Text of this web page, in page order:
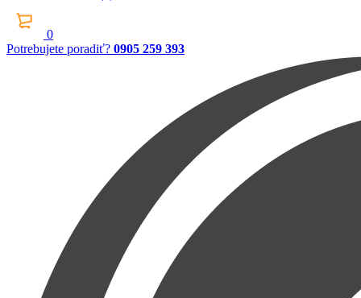
0
Potrebujete poradiť? 0905 259 393